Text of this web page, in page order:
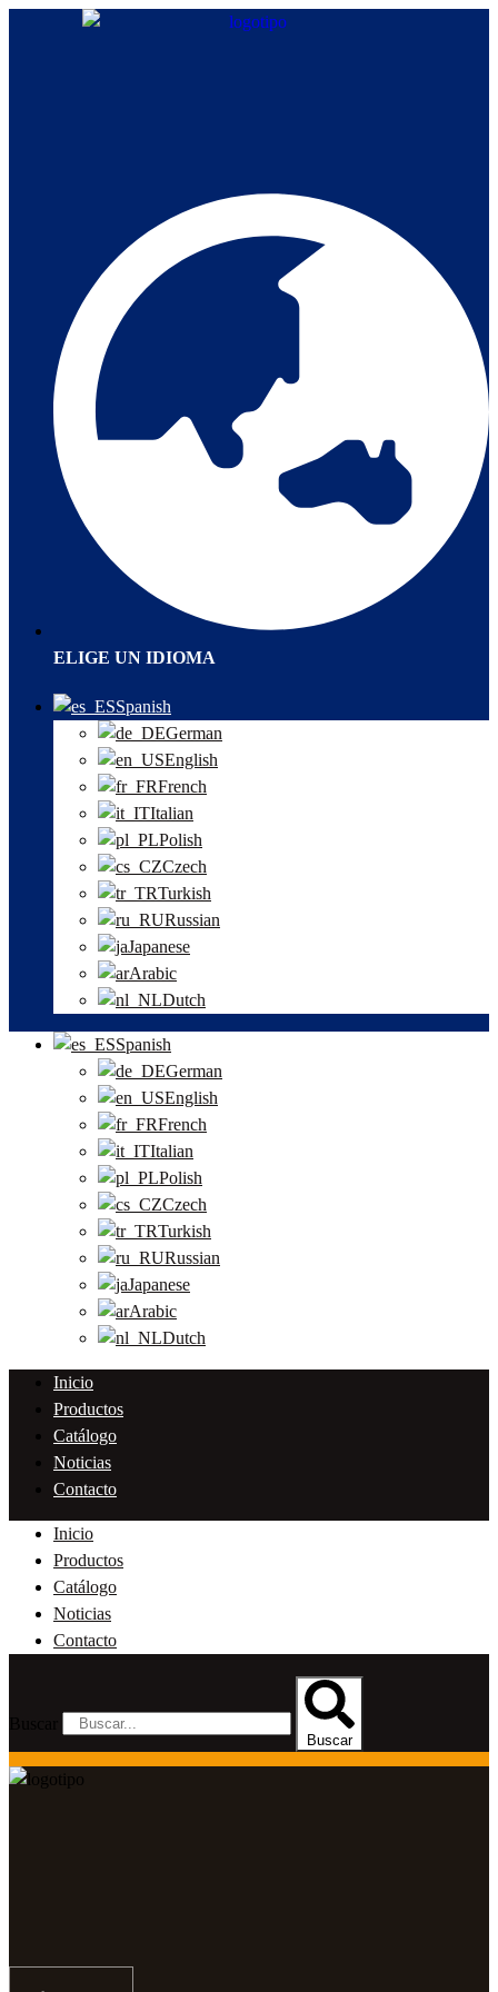
ELIGE UN IDIOMA
Spanish
German
English
French
Italian
Polish
Czech
Turkish
Russian
Japanese
Arabic
Dutch
Spanish
German
English
French
Italian
Polish
Czech
Turkish
Russian
Japanese
Arabic
Dutch
Inicio
Productos
Catálogo
Noticias
Contacto
Inicio
Productos
Catálogo
Noticias
Contacto
Buscar